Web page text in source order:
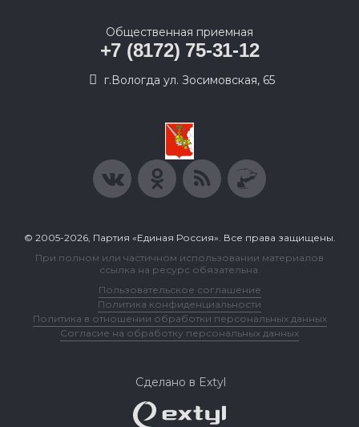
Общественная приемная
+7 (8172) 75-31-12
г.Вологда ул. Зосимовская, 65
© 2005-2026, Партия «Единая Россия». Все права защищены.
При полном или частичном использовании материалов
ссылка на ресурс обязательна.
Пользовательское соглашение
Политика конфиденциальности
Политика в отношении обработки персональных данных
Согласие на обработку персональных данных
Сделано в Extyl